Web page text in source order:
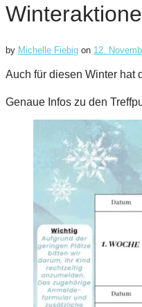
by Michelle Fiebig on 12.
Auch für diesen Winter hat
Genaue Infos zu den